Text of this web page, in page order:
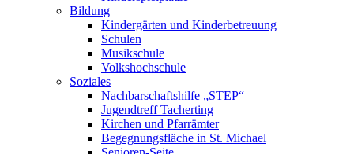
Bildung
Kindergärten und Kinderbetreuung
Schulen
Musikschule
Volkshochschule
Soziales
Nachbarschaftshilfe „STEP“
Jugendtreff Tacherting
Kirchen und Pfarrämter
Begegnungsfläche in St. Michael